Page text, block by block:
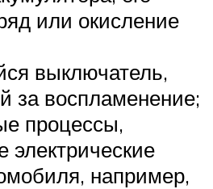
или окисление
выключатель,
за воспламенение;
процессы,
электрические
например,